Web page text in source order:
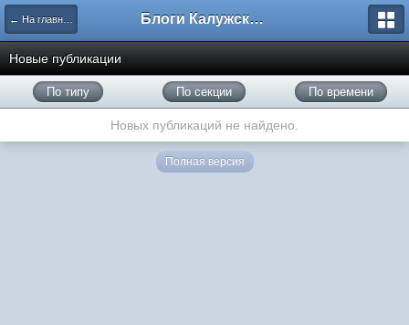
← На главную Блоги Калужского перекрестка
Новые публикации
По типу По секции По времени
Новых публикаций не найдено.
Полная версия